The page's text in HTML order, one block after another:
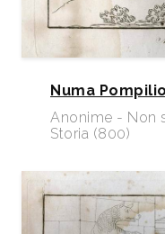
Numa
Anonime - Non
Storia (800)